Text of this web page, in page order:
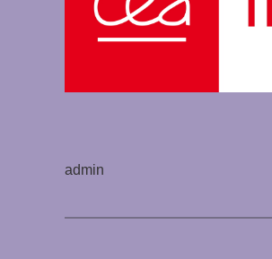
admin